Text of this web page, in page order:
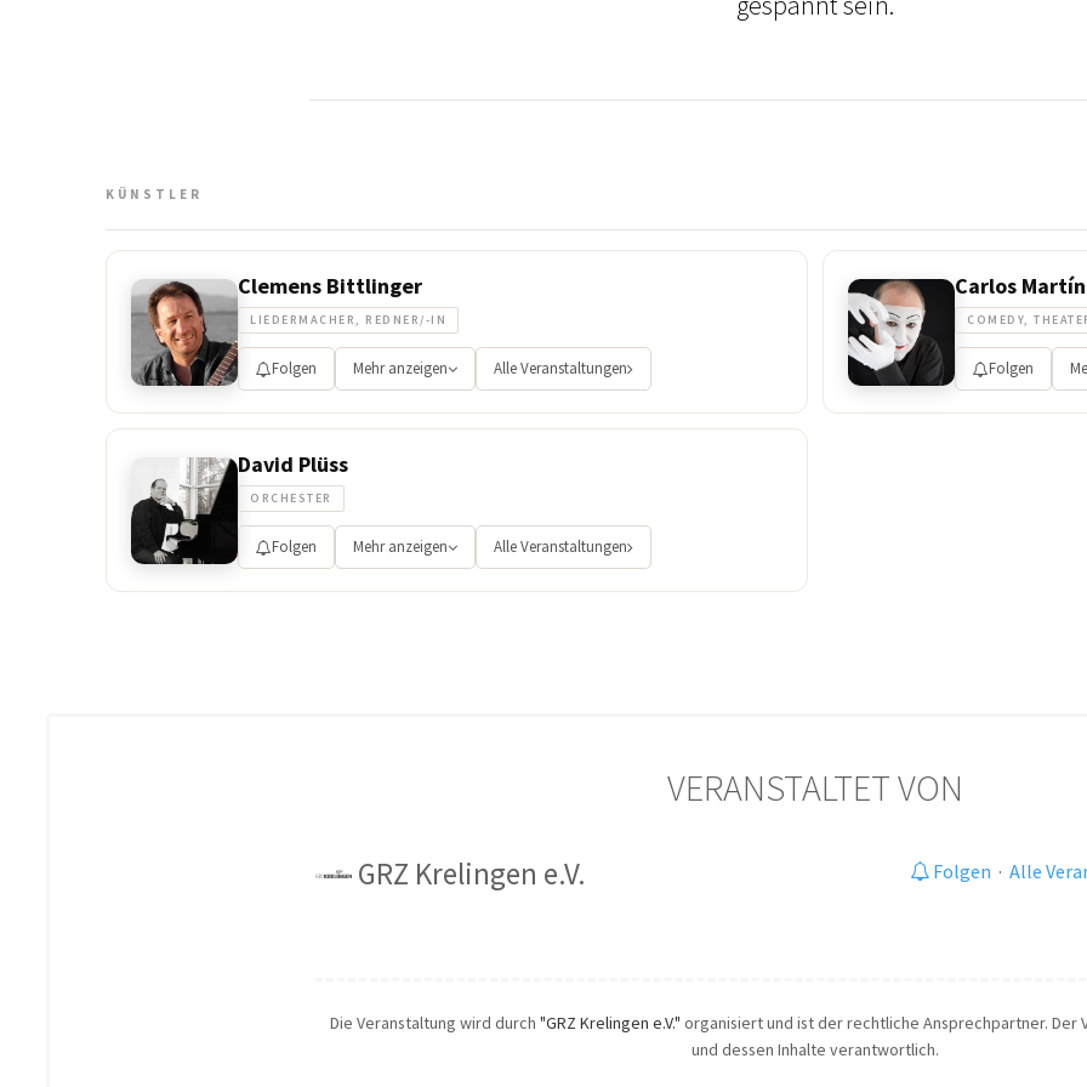
KÜNSTLER
Clemens Bittlinger
LIEDERMACHER, REDNER/-IN
Folgen Mehr anzeigen Alle Veranstaltungen
Carlos
COMEDY,
Folgen
David Plüss
ORCHESTER
Folgen Mehr anzeigen Alle Veranstaltungen
VERANSTALTET VON
GRZ Krelingen e.V. Folgen · Alle
Die Veranstaltung wird durch "GRZ Krelingen e.V." organisiert und ist der rechtliche Ansprechpartner. Der
und dessen Inhalte verantwortlich.